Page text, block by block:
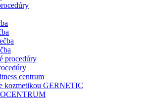
procedúry
centrum
kozmetikou GERNETIC